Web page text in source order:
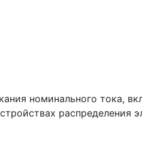
номинального тока,
распределения